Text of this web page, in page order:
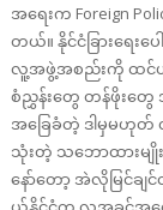
အရေးက Foreign
တယ်။ နိုင်ငံခြားရေ
လူ့အဖွဲ့အစည်းကို ထင်ဟ
စံညွှန်းတွေ တန်ဖိုးတွ
အခြေခံတဲ့ ဒါမှမဟုတ်
သုံးတဲ့ သဘောထားမျိုး
နော်တော့ အဲလိုမြင်ခ